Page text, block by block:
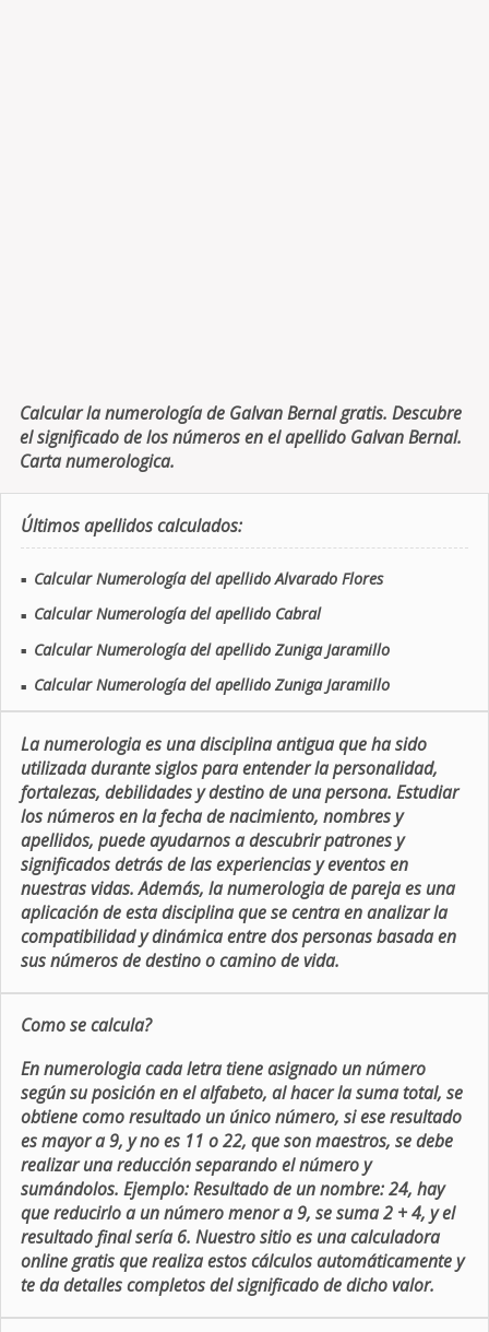
Calcular la numerología de Galvan Bernal gratis. Descubre
el significado de los números en el apellido Galvan Bernal.
Carta numerologica.
Últimos apellidos calculados:
■ Calcular Numerología del apellido Alvarado Flores
■ Calcular Numerología del apellido Cabral
■ Calcular Numerología del apellido Zuniga Jaramillo
■ Calcular Numerología del apellido Zuniga Jaramillo
La numerologia es una disciplina antigua que ha sido
utilizada durante siglos para entender la personalidad,
fortalezas, debilidades y destino de una persona. Estudiar
los números en la fecha de nacimiento, nombres y
apellidos, puede ayudarnos a descubrir patrones y
significados detrás de las experiencias y eventos en
nuestras vidas. Además, la numerologia de pareja es una
aplicación de esta disciplina que se centra en analizar la
compatibilidad y dinámica entre dos personas basada en
sus números de destino o camino de vida.
Como se calcula?
En numerologia cada letra tiene asignado un número
según su posición en el alfabeto, al hacer la suma total, se
obtiene como resultado un único número, si ese resultado
es mayor a 9, y no es 11 o 22, que son maestros, se debe
realizar una reducción separando el número y
sumándolos. Ejemplo: Resultado de un nombre: 24, hay
que reducirlo a un número menor a 9, se suma 2 + 4, y el
resultado final sería 6. Nuestro sitio es una calculadora
online gratis que realiza estos cálculos automáticamente y
te da detalles completos del significado de dicho valor.